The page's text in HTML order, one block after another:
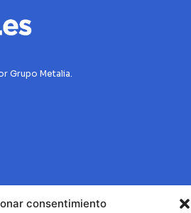
consentimiento
Grupo Metalia.